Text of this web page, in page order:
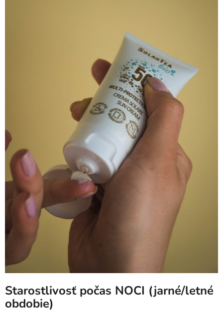
Starostlivosť počas NOCI (jarné/letné
obdobie)